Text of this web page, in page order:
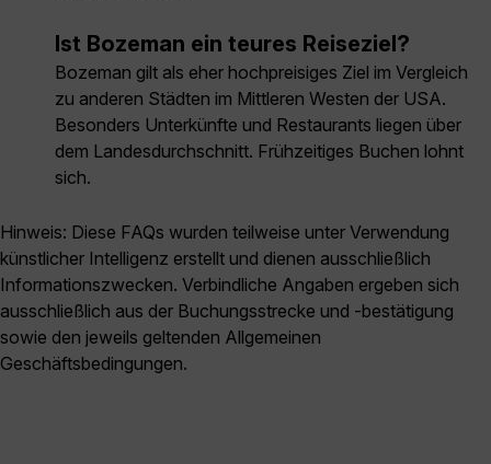
Ist Bozeman ein teures Reiseziel?
Bozeman gilt als eher hochpreisiges Ziel im Vergleich
zu anderen Städten im Mittleren Westen der USA.
Besonders Unterkünfte und Restaurants liegen über
dem Landesdurchschnitt. Frühzeitiges Buchen lohnt
sich.
Hinweis: Diese FAQs wurden teilweise unter Verwendung
künstlicher Intelligenz erstellt und dienen ausschließlich
Informationszwecken. Verbindliche Angaben ergeben sich
ausschließlich aus der Buchungsstrecke und -bestätigung
sowie den jeweils geltenden Allgemeinen
Geschäftsbedingungen.